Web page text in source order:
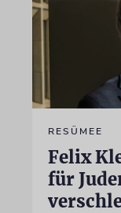
RESÜMEE
Felix
für